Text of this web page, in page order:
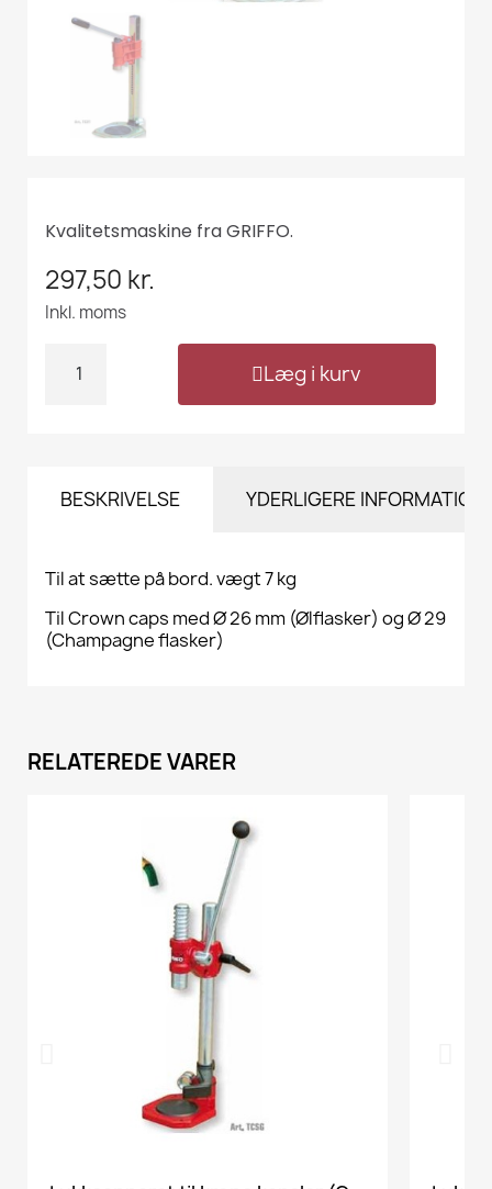
Kvalitetsmaskine fra GRIFFO.
297,50 kr.
Inkl. moms
Læg i kurv
BESKRIVELSE YDERLIGERE INFORMATION
Til at sætte på bord. vægt 7 kg
Til Crown caps med Ø 26 mm (Ølflasker) og Ø 29
(Champagne flasker)
RELATEREDE VARER